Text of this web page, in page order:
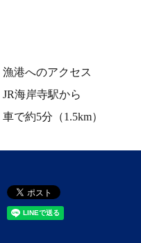
漁港へのアクセス
JR海岸寺駅から
車で約5分（1.5km）